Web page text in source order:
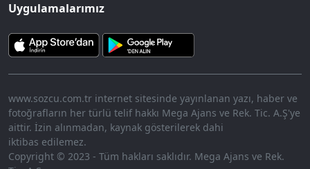
Uygulamalarımız
www.sozcu.com.tr internet sitesinde yayınlanan yazı, haber ve
fotoğrafların her türlü telif hakkı Mega Ajans ve Rek. Tic. A.Ş'ye
aittir. İzin alınmadan, kaynak gösterilerek dahi
iktibas edilemez.
Copyright © 2023 - Tüm hakları saklıdır. Mega Ajans ve Rek.